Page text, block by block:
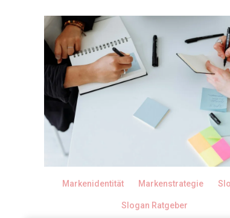
Markenidentität Markenstrategie
Slogan Ratgeber